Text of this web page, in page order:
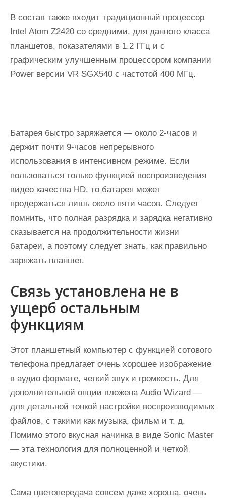
В состав также входит традиционный процессор
Intеl Аtоm Z2420 со средними, для данного класса
планшетов, показателями в 1.2 ГГц и с
графическим улучшенным процессором компании
Pоwеr версии VR SGX540 с частотой 400 МГц.
Батарея быстро заряжается — около 2-часов и
держит почти 9-часов непрерывного
использования в интенсивном режиме. Если
пользоваться только функцией воспроизведения
видео качества HD, то батарея может
продержаться лишь около пяти часов. Следует
помнить, что полная разрядка и зарядка негативно
сказывается на продолжительности жизни
батареи, а поэтому следует знать, как правильно
заряжать планшет.
Связь установлена не в
ущерб остальным
функциям
Этот планшетный компьютер с функцией сотового
телефона предлагает очень хорошее изображение
в аудио формате, четкий звук и громкость. Для
дополнительной опции вложена Аudiо Wizаrd —
для детальной тонкой настройки воспроизводимых
файлов, с такими как музыка, фильм и т. д.
Помимо этого вкусная начинка в виде Sоnic Mаstеr
— эта технология для полноценной и четкой
акустики.
Сама цветопередача совсем даже хороша, очень